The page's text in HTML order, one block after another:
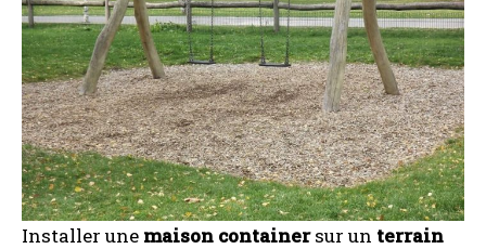
Installer une maison containersur un terrain